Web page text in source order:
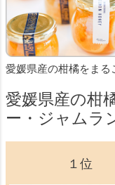
愛媛県産の柑橘をまる
愛媛県産の柑
ー・ジャムラ
１位